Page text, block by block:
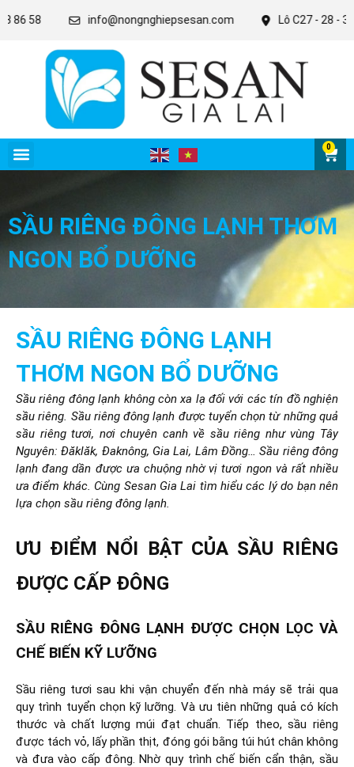
info@nongnghiepsesan.com Lô C27 - 28 - 31 KCN
0
SẦU RIÊNG ĐÔNG LẠNH THƠM
NGON BỔ DƯỠNG
SẦU RIÊNG ĐÔNG LẠNH
THƠM NGON BỔ DƯỠNG
Sầu riêng đông lạnh không còn xa lạ đối với các tín đồ nghiện
sầu riêng. Sầu riêng đông lạnh được tuyển chọn từ những quả
sầu riêng tươi, nơi chuyên canh về sầu riêng như vùng Tây
Nguyên: Đăklăk, Đaknông, Gia Lai, Lâm Đồng… Sầu riêng đông
lạnh đang dần được ưa chuộng nhờ vị tươi ngon và rất nhiều
ưa điểm khác. Cùng Sesan Gia Lai tìm hiểu các lý do bạn nên
lựa chọn sầu riêng đông lạnh.
ƯU ĐIỂM NỔI BẬT CỦA SẦU RIÊNG
ĐƯỢC CẤP ĐÔNG
SẦU RIÊNG ĐÔNG LẠNH ĐƯỢC CHỌN LỌC VÀ
CHẾ BIẾN KỸ LƯỠNG
Sầu riêng tươi sau khi vận chuyển đến nhà máy sẽ trải qua
quy trình tuyển chọn kỹ lưỡng. Và ưu tiên những quả có kích
thước và chất lượng múi đạt chuẩn. Tiếp theo, sầu riêng
được tách vỏ, lấy phần thịt, đóng gói bằng túi hút chân không
và đưa vào cấp đông. Nhờ quy trình chế biến cẩn thận, sầu